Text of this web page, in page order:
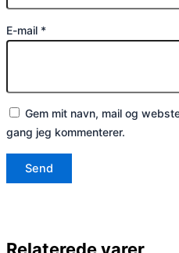
E-mail *
Gem mit navn, mail og
gang jeg kommenterer.
Relaterede varer